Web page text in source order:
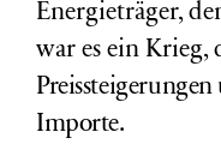
Energieträger,
war es ein Krieg,
Importe.